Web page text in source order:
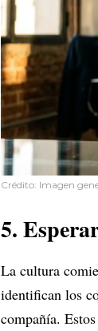
Crédito: Imagen
5.
La cultura
identifican los
compañía.